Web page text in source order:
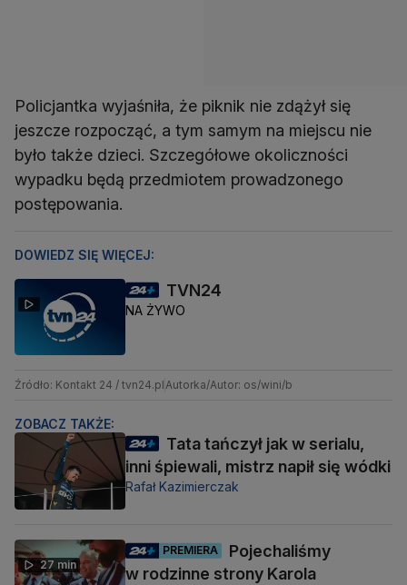
Policjantka wyjaśniła, że piknik nie zdążył się
jeszcze rozpocząć, a tym samym na miejscu nie
było także dzieci. Szczegółowe okoliczności
wypadku będą przedmiotem prowadzonego
postępowania.
DOWIEDZ SIĘ WIĘCEJ:
TVN24
NA ŻYWO
Źródło: Kontakt 24 / tvn24.plAutorka/Autor: os/wini/b
ZOBACZ TAKŻE:
Tata tańczył jak w serialu,
inni śpiewali, mistrz napił się wódki
Rafał Kazimierczak
27 min
PREMIERA
Pojechaliśmy
w rodzinne strony Karola